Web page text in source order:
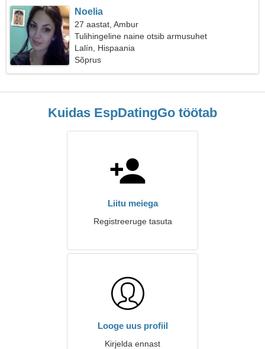
Noelia
27 aastat, Ambur
Tulihingeline naine otsib armusuhet
Lalín, Hispaania
Sõprus
Kuidas EspDatingGo töötab
Liitu meiega
Registreeruge tasuta
Looge uus profiil
Kirjelda ennast